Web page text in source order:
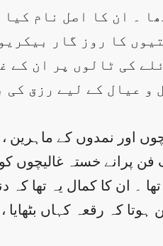
۔ ان کا اصل نام
کا روز گار
کی ٹالوں پر ان کے
عیال کے لیے رزق
اور نمدوں کے ماہرین
پرانے خستہ غالیچوں
۔ ان کا کمال یہ تھا
ہوتا کہ رقعہ کہاں